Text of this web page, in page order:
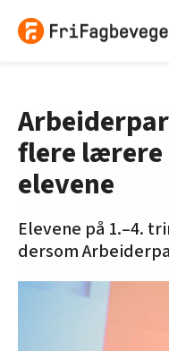
flere lærere
elevene
Elevene på 1.–4.
dersom